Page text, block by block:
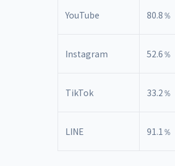
YouTube 80.8％
Instagram 52.6％
TikTok 33.2％
LINE 91.1％